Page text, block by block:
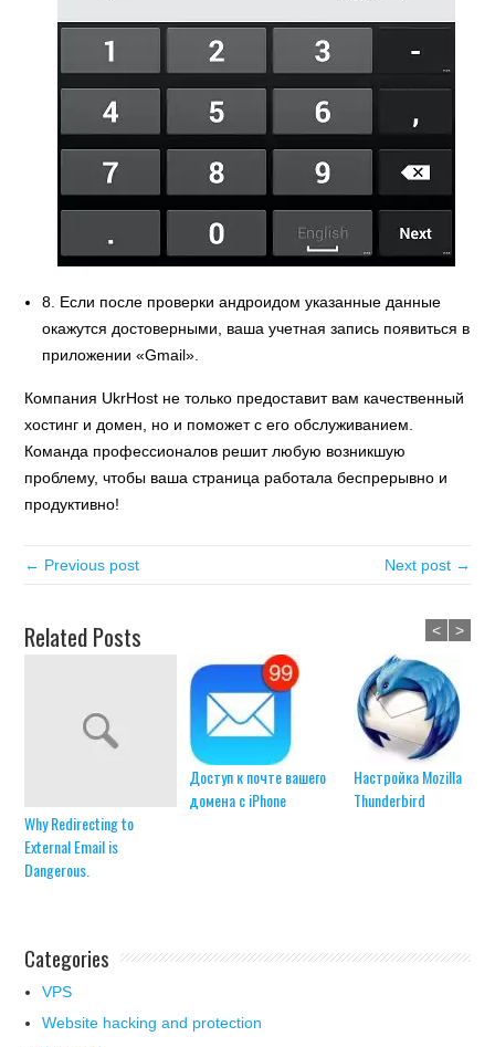
8. Если после проверки андроидом указанные данные
окажутся достоверными, ваша учетная запись появиться в
приложении «Gmail».
Компания UkrHost не только предоставит вам качественный
хостинг и домен, но и поможет с его обслуживанием.
Команда профессионалов решит любую возникшую
проблему, чтобы ваша страница работала беспрерывно и
продуктивно!
← Previous post Next post →
Related Posts
Why Redirecting to
External Email is
Dangerous.
Доступ к почте вашего
домена с iPhone
Настройка Mozilla
Thunderbird
< >
Categories
VPS
Website hacking and protection